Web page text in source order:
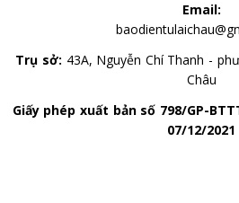
Email:
Trụ sở: 43A, Nguyễn Chí Thanh -
Châu
Giấy phép xuất bản số 798/GP-
07/12/2021